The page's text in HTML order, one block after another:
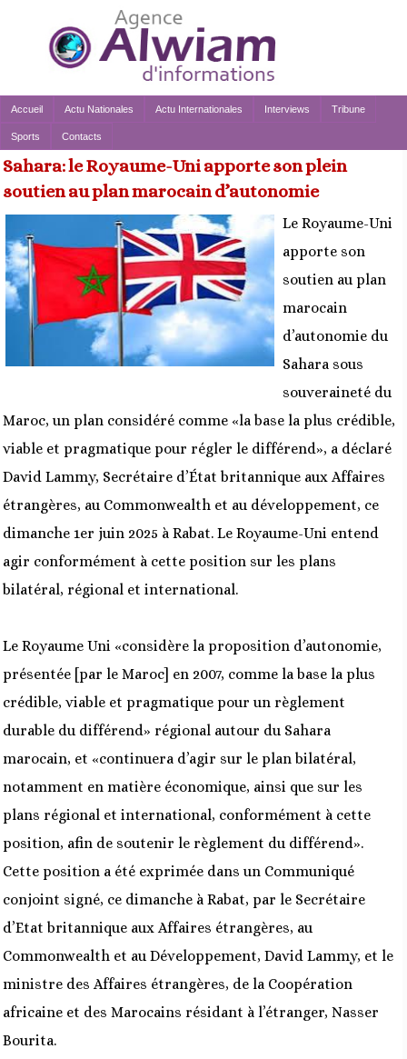
Accueil Actu Nationales Actu Internationales Interviews Tribune
Sports Contacts
Sahara: le Royaume-Uni apporte son plein
soutien au plan marocain d’autonomie
Le Royaume-Uni
apporte son
soutien au plan
marocain
d’autonomie du
Sahara sous
souveraineté du
Maroc, un plan considéré comme «la base la plus crédible,
viable et pragmatique pour régler le différend», a déclaré
David Lammy, Secrétaire d’État britannique aux Affaires
étrangères, au Commonwealth et au développement, ce
dimanche 1er juin 2025 à Rabat. Le Royaume-Uni entend
agir conformément à cette position sur les plans
bilatéral, régional et international.
Le Royaume Uni «considère la proposition d’autonomie,
présentée [par le Maroc] en 2007, comme la base la plus
crédible, viable et pragmatique pour un règlement
durable du différend» régional autour du Sahara
marocain, et «continuera d’agir sur le plan bilatéral,
notamment en matière économique, ainsi que sur les
plans régional et international, conformément à cette
position, afin de soutenir le règlement du différend».
Cette position a été exprimée dans un Communiqué
conjoint signé, ce dimanche à Rabat, par le Secrétaire
d’Etat britannique aux Affaires étrangères, au
Commonwealth et au Développement, David Lammy, et le
ministre des Affaires étrangères, de la Coopération
africaine et des Marocains résidant à l’étranger, Nasser
Bourita.